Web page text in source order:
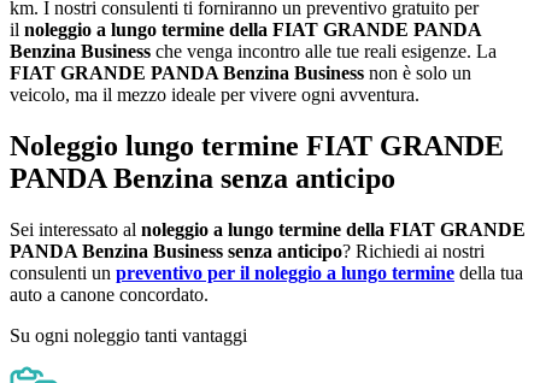
km. I nostri consulenti ti forniranno un preventivo gratuito per
il noleggio a lungo termine della FIAT GRANDE PANDA
Benzina Business che venga incontro alle tue reali esigenze. La
FIAT GRANDE PANDA Benzina Business non è solo un
veicolo, ma il mezzo ideale per vivere ogni avventura.
Noleggio lungo termine FIAT GRANDE
PANDA Benzina senza anticipo
Sei interessato al noleggio a lungo termine della FIAT GRANDE
PANDA Benzina Business senza anticipo? Richiedi ai nostri
consulenti un preventivo per il noleggio a lungo termine della tua
auto a canone concordato.
Su ogni noleggio tanti vantaggi